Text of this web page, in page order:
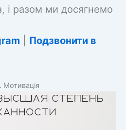
і разом ми досягнемо
Подзвонити в